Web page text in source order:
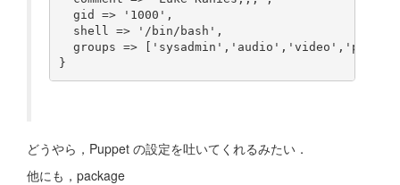
  gid => '1000',
  shell => '/bin/bash',
groups =>
どうやら，Puppet の設定を吐いてくれるみたい．
他にも，package